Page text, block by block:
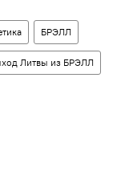
БРЭЛЛ
Литвы из БРЭЛЛ